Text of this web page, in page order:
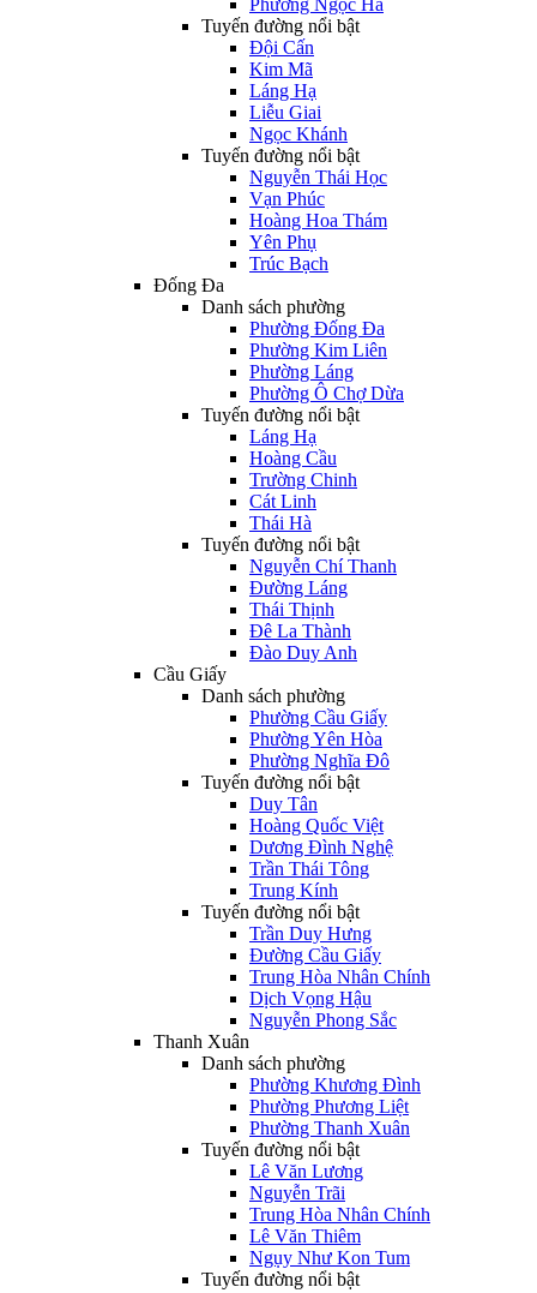
Phường Ngọc Hà
Tuyến đường nổi bật
Đội Cấn
Kim Mã
Láng Hạ
Liễu Giai
Ngọc Khánh
Tuyến đường nổi bật
Nguyễn Thái Học
Vạn Phúc
Hoàng Hoa Thám
Yên Phụ
Trúc Bạch
Đống Đa
Danh sách phường
Phường Đống Đa
Phường Kim Liên
Phường Láng
Phường Ô Chợ Dừa
Tuyến đường nổi bật
Láng Hạ
Hoàng Cầu
Trường Chinh
Cát Linh
Thái Hà
Tuyến đường nổi bật
Nguyễn Chí Thanh
Đường Láng
Thái Thịnh
Đê La Thành
Đào Duy Anh
Cầu Giấy
Danh sách phường
Phường Cầu Giấy
Phường Yên Hòa
Phường Nghĩa Đô
Tuyến đường nổi bật
Duy Tân
Hoàng Quốc Việt
Dương Đình Nghệ
Trần Thái Tông
Trung Kính
Tuyến đường nổi bật
Trần Duy Hưng
Đường Cầu Giấy
Trung Hòa Nhân Chính
Dịch Vọng Hậu
Nguyễn Phong Sắc
Thanh Xuân
Danh sách phường
Phường Khương Đình
Phường Phương Liệt
Phường Thanh Xuân
Tuyến đường nổi bật
Lê Văn Lương
Nguyễn Trãi
Trung Hòa Nhân Chính
Lê Văn Thiêm
Ngụy Như Kon Tum
Tuyến đường nổi bật